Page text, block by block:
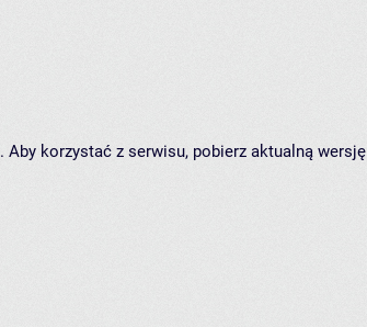
Aby korzystać z serwisu, pobierz aktualną wersję